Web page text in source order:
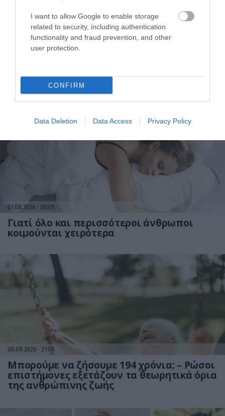
I want to allow Google to enable storage
related to security, including authentication
functionality and fraud prevention, and other
user protection.
CONFIRM
Data Deletion Data Access Privacy Policy
07.08.2026 06:06
Δείτε ποια είναι τα συμπτώματα
ενός «μίνι εγκεφαλικού»
Τι πρέπει να κάνετε αμέσως
07.08.2026 06:05
Γιατί όλο και περισσότεροι άνθρωποι
κοιμούνται χειρότερα
06.08.2026 21:06
Μπορούμε να ζήσουμε 194 χρόνια; – Ρώσοι
επιστήμονες εξετάζουν τα θεωρητικά όρια
της ανθρώπινης ζωής